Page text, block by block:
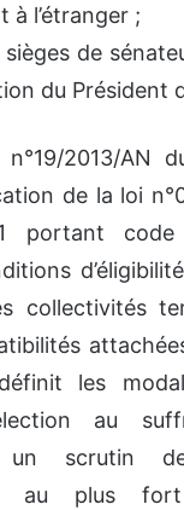
à l’étranger ;
de
du Président
2013/AN
de la loi
portant code
collectivités
les
au
un scrutin
au plus